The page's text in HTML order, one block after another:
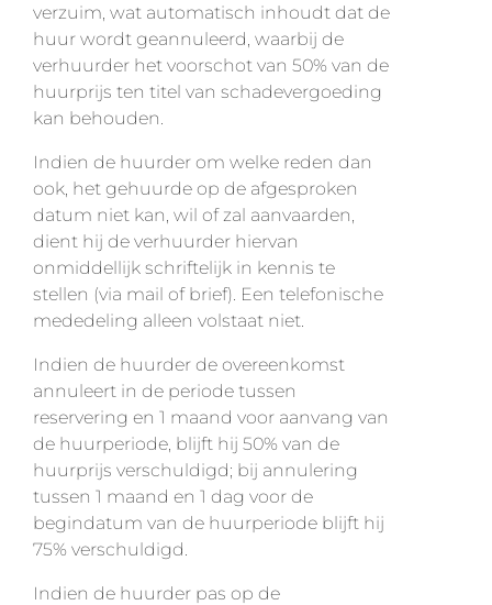
verzuim, wat automatisch inhoudt dat de
huur wordt geannuleerd, waarbij de
verhuurder het voorschot van 50% van de
huurprijs ten titel van schadevergoeding
kan behouden.
Indien de huurder om welke reden dan
ook, het gehuurde op de afgesproken
datum niet kan, wil of zal aanvaarden,
dient hij de verhuurder hiervan
onmiddellijk schriftelijk in kennis te
stellen (via mail of brief). Een telefonische
mededeling alleen volstaat niet.
Indien de huurder de overeenkomst
annuleert in de periode tussen
reservering en 1 maand voor aanvang van
de huurperiode, blijft hij 50% van de
huurprijs verschuldigd; bij annulering
tussen 1 maand en 1 dag voor de
begindatum van de huurperiode blijft hij
75% verschuldigd.
Indien de huurder pas op de